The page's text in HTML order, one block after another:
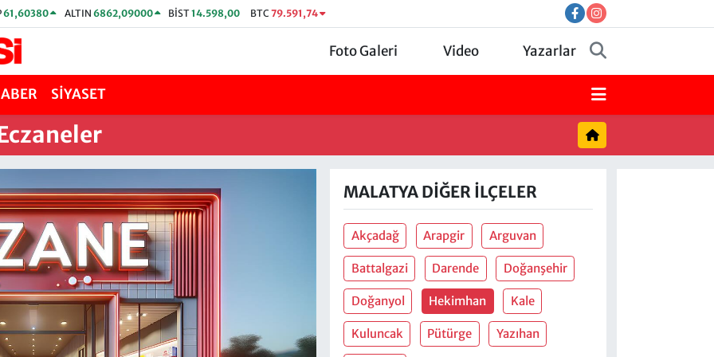
61,60380 ALTIN 6862,09000 BİST14.598,00 BTC 79.591,74
Foto Galeri Video Yazarlar
SİYASET
MALATYA DIĞER İLÇELER
Akçadağ Arapgir Arguvan
Battalgazi Darende Doğanşehir
Doğanyol Hekimhan Kale
Kuluncak Pütürge Yazıhan